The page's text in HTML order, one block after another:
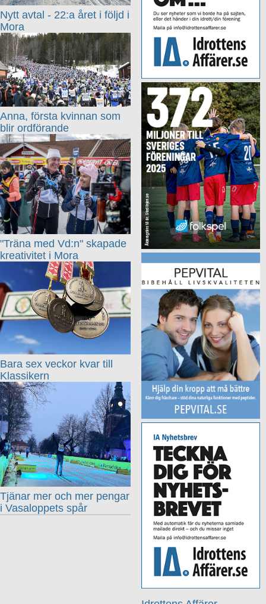
Nytt avtal - 22:a året i följd i
Mora
Anna, första kvinnan som
blir ordförande
"Träna med Vd:n" skapade
kreativitet i Mora
Bara sex veckor kvar till
Klassikern
Tjänar mer och mer pengar
i Vasaloppets spår